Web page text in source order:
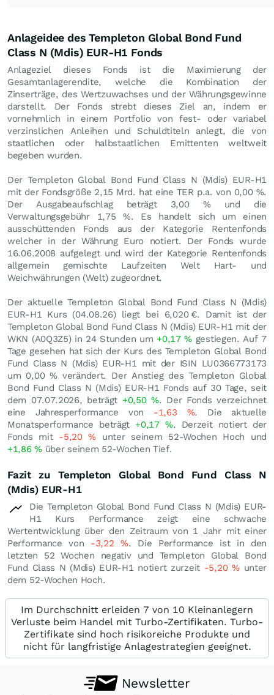
Anlageidee des Templeton Global Bond Fund
Class N (Mdis) EUR-H1 Fonds
Anlageziel dieses Fonds ist die Maximierung der
Gesamtanlagerendite, welche die Kombination der
Zinserträge, des Wertzuwachses und der Währungsgewinne
darstellt. Der Fonds strebt dieses Ziel an, indem er
vornehmlich in einem Portfolio von fest- oder variabel
verzinslichen Anleihen und Schuldtiteln anlegt, die von
staatlichen oder halbstaatlichen Emittenten weltweit
begeben wurden.
Der Templeton Global Bond Fund Class N (Mdis) EUR-H1
mit der Fondsgröße 2,15 Mrd. hat eine TER p.a. von 0,00 %.
Der Ausgabeaufschlag beträgt 3,00 % und die
Verwaltungsgebühr 1,75 %. Es handelt sich um einen
ausschüttenden Fonds aus der Kategorie Rentenfonds
welcher in der Währung Euro notiert. Der Fonds wurde
16.06.2008 aufgelegt und wird der Kategorie Rentenfonds
allgemein gemischte Laufzeiten Welt Hart- und
Weichwährungen (Welt) zugeordnet.
Der aktuelle Templeton Global Bond Fund Class N (Mdis)
EUR-H1 Kurs (04.08.26) liegt bei 6,020 €. Damit ist der
Templeton Global Bond Fund Class N (Mdis) EUR-H1 mit der
WKN (A0Q3Z5) in 24 Stunden um +0,17% gestiegen. Auf 7
Tage gesehen hat sich der Kurs des Templeton Global Bond
Fund Class N (Mdis) EUR-H1 mit der ISIN LU0366773173
um 0,00% verändert. Der Anstieg des Templeton Global
Bond Fund Class N (Mdis) EUR-H1 Fonds auf 30 Tage, seit
dem 07.07.2026, beträgt +0,50%. Der Fonds verzeichnet
eine Jahresperformance von -1,63 %. Die aktuelle
Monatsperformance beträgt +0,17 %. Derzeit notiert der
Fonds mit -5,20% unter seinem 52-Wochen Hoch und
+1,86%über seinem 52-Wochen Tief.
Fazit zu Templeton Global Bond Fund Class N
(Mdis) EUR-H1
Die Templeton Global Bond Fund Class N (Mdis) EUR-
H1 Kurs Performance zeigt eine schwache
Wertentwicklung über den Zeitraum von 1 Jahr mit einer
Performance von -3,22%. Die Performance ist in den
letzten 52 Wochen negativ und Templeton Global Bond
Fund Class N (Mdis) EUR-H1 notiert zurzeit -5,20%unter
dem 52-Wochen Hoch.
Im Durchschnitt erleiden 7 von 10 Kleinanlegern
Verluste beim Handel mit Turbo-Zertifikaten. Turbo-
Zertifikate sind hoch risikoreiche Produkte und
nicht für langfristige Anlagestrategien geeignet.
Newsletter